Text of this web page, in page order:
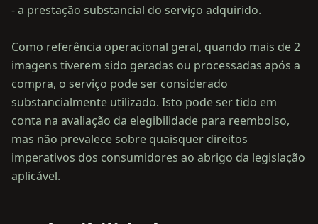
- a prestação substancial do serviço adquirido.
Como referência operacional geral, quando mais de 2
imagens tiverem sido geradas ou processadas após a
compra, o serviço pode ser considerado
substancialmente utilizado. Isto pode ser tido em
conta na avaliação da elegibilidade para reembolso,
mas não prevalece sobre quaisquer direitos
imperativos dos consumidores ao abrigo da legislação